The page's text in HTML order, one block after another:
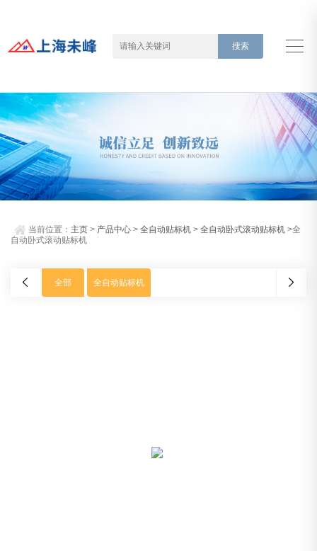
当前位置： 主页 > 产品中心 >全自动贴标机 >全自动卧式滚动贴标机 >全
自动卧式滚动贴标机
全部 全自动贴标机